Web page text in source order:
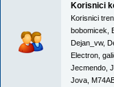
Korisnici
Korisnici
bobomicek
Dejan_vw,
Electron
Jecmendo
Jova